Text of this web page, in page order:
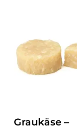
Graukäse –